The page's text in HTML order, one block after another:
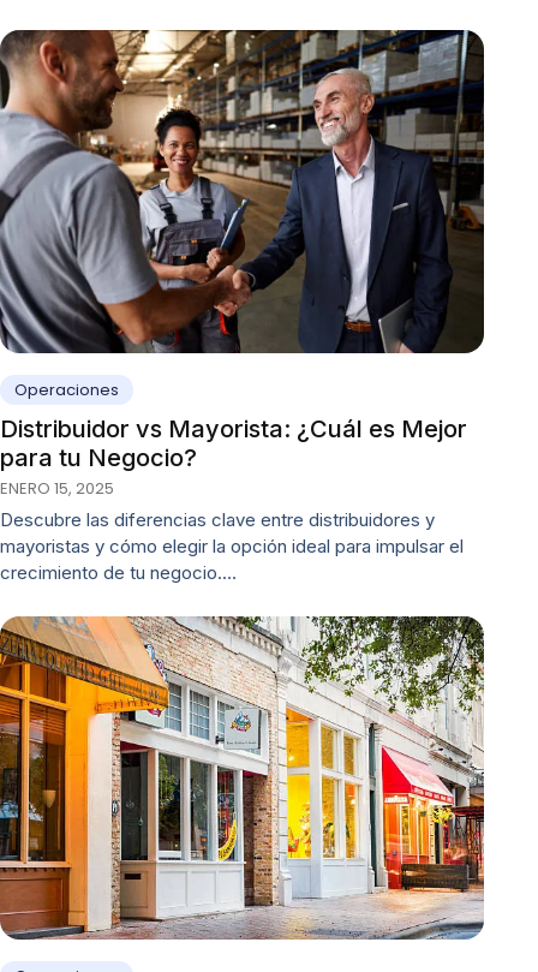
Operaciones
Distribuidor vs Mayorista: ¿Cuál es Mejor
para tu Negocio?
ENERO 15, 2025
Descubre las diferencias clave entre distribuidores y
mayoristas y cómo elegir la opción ideal para impulsar el
crecimiento de tu negocio.…